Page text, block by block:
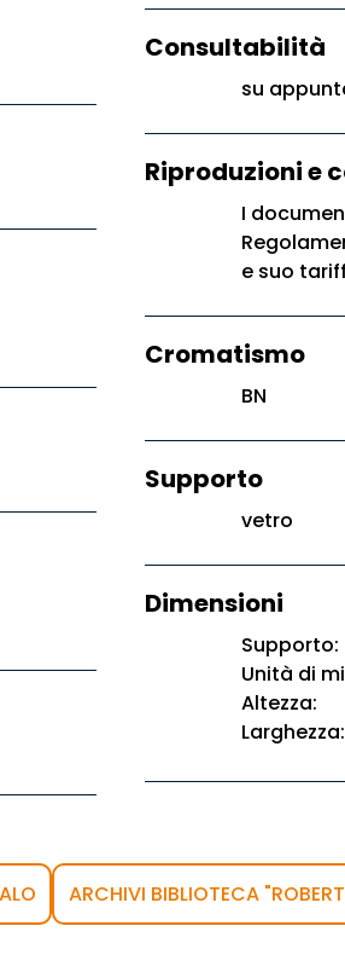
Consultabilità
su
Riproduzioni e
I
e suo
Cromatismo
BN
Supporto
vetro
Dimensioni
Supporto:
Unità di
Altezza:
Larghezza:
ARCHIVI BIBLIOTECA